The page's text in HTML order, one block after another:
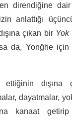
direndiğine
anlattığı
çıkan bir Yok
da, Yonğhe
dışına
dayatmalar,
kanaat